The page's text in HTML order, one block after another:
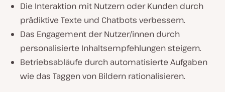
Die Interaktion mit Nutzern oder Kunden durch
prädiktive Texte und Chatbots verbessern.
Das Engagement der Nutzer/innen durch
personalisierte Inhaltsempfehlungen steigern.
Betriebsabläufe durch automatisierte Aufgaben
wie das Taggen von Bildern rationalisieren.